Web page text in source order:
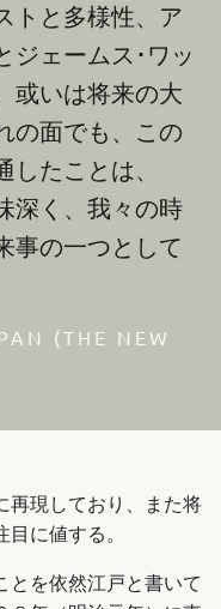
トと多様性、ア
ジェームス･ワッ
或いは将来の大
の面でも、この
たことは、
深く、我々の時
事の一つとして
(THE NEW
再現しており、また将
に値する。
とを依然江戸と書いて